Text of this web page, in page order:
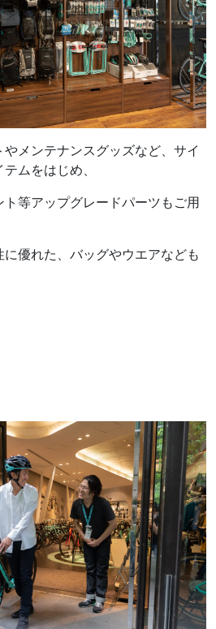
メンテナンスグッズなど、サイ
ムをはじめ、
等アップグレードパーツもご用
に優れた、バッグやウエアなども